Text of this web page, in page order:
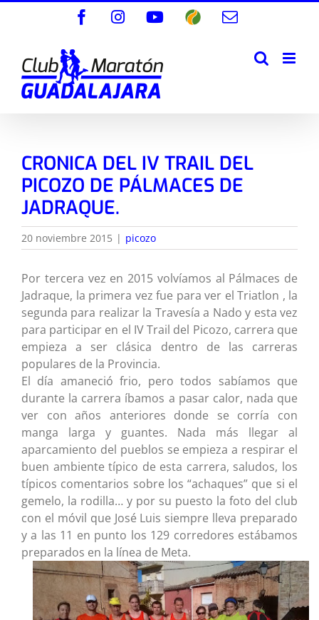
FacebookInstagramYouTube
WikilocCorreo
CRONICA DEL IV TRAIL DEL
PICOZO DE PÁLMACES DE
JADRAQUE.
20 noviembre 2015 | picozo
Por tercera vez en 2015 volvíamos al Pálmaces de
Jadraque, la primera vez fue para ver el Triatlon , la
segunda para realizar la Travesía a Nado y esta vez
para participar en el IV Trail del Picozo, carrera que
empieza a ser clásica dentro de las carreras
populares de la Provincia.
El día amaneció frio, pero todos sabíamos que
durante la carrera íbamos a pasar calor, nada que
ver con años anteriores donde se corría con
manga larga y guantes. Nada más llegar al
aparcamiento del pueblos se empieza a respirar el
buen ambiente típico de esta carrera, saludos, los
típicos comentarios sobre los “achaques” que si el
gemelo, la rodilla… y por su puesto la foto del club
con el móvil que José Luis siempre lleva preparado
y a las 11 en punto los 129 corredores estábamos
preparados en la línea de Meta.